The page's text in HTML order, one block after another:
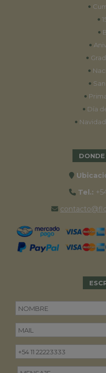
•
•
•
•
•
•
•
•
• Día
•
Tel.: